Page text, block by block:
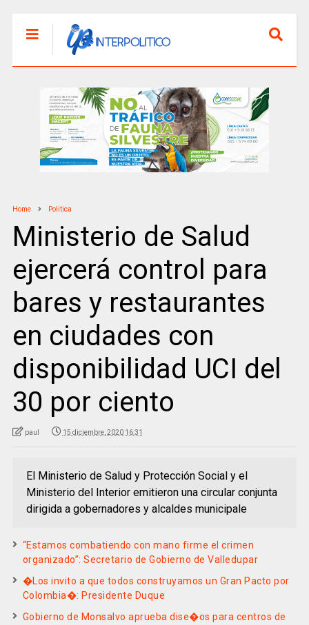
Home Politica
Ministerio de Salud
ejercerá control para
bares y restaurantes
en ciudades con
disponibilidad UCI del
30 por ciento
paul 15 diciembre, 2020 16:31
El Ministerio de Salud y Protección Social y el
Ministerio del Interior emitieron una circular conjunta
dirigida a gobernadores y alcaldes municipale
“Estamos combatiendo con mano firme el crimen
organizado”: Secretario de Gobierno de Valledupar
�Los invito a que todos construyamos un Gran Pacto por
Colombia�: Presidente Duque
Gobierno de Monsalvo aprueba dise�os para centros de